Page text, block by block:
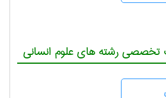
تخصصی رشته های علوم انسانی